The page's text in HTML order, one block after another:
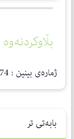
بڵاوکردنەوە
ژمارەی بینین : 874
بابەتی تر